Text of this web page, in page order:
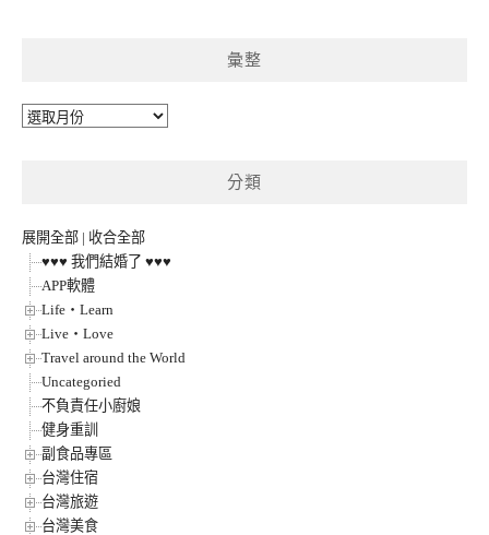
彙整
彙
分類
展開全部 | 收合全部
♥♥♥ 我們結婚了 ♥♥♥
APP軟體
Life‧Learn
Live‧Love
Travel around the World
Uncategoried
不負責任小廚娘
健身重訓
副食品專區
台灣住宿
台灣旅遊
台灣美食